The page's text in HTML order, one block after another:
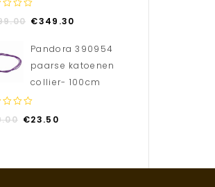
€349.30
Pandora 390954
paarse katoenen
collier- 100cm
€23.50